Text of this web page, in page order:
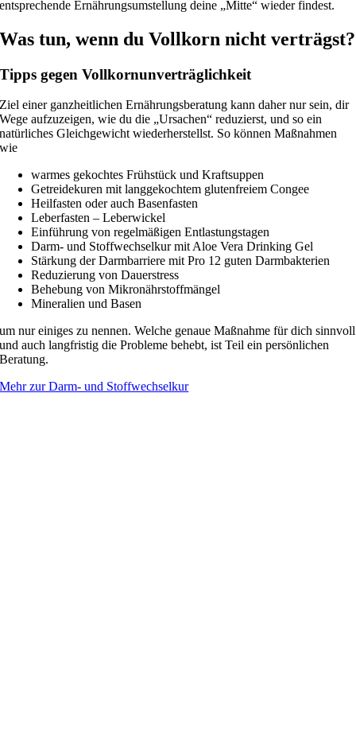
entsprechende Ernährungsumstellung deine „Mitte“ wieder findest.
Was tun, wenn du Vollkorn nicht verträgst?
Tipps gegen Vollkornunverträglichkeit
Ziel einer ganzheitlichen Ernährungsberatung kann daher nur sein, dir
Wege aufzuzeigen, wie du die „Ursachen“ reduzierst, und so ein
natürliches Gleichgewicht wiederherstellst. So können Maßnahmen
wie
warmes gekochtes Frühstück und Kraftsuppen
Getreidekuren mit langgekochtem glutenfreiem Congee
Heilfasten oder auch Basenfasten
Leberfasten – Leberwickel
Einführung von regelmäßigen Entlastungstagen
Darm- und Stoffwechselkur mit Aloe Vera Drinking Gel
Stärkung der Darmbarriere mit Pro 12 guten Darmbakterien
Reduzierung von Dauerstress
Behebung von Mikronährstoffmängel
Mineralien und Basen
um nur einiges zu nennen. Welche genaue Maßnahme für dich sinnvoll
und auch langfristig die Probleme behebt, ist Teil ein persönlichen
Beratung.
Mehr zur Darm- und Stoffwechselkur